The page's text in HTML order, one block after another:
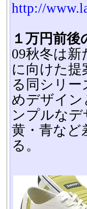
http://
１万円前後
09秋冬は
に向けた提
る同シリ
めデザイ
ンプルな
黄・青など
る。